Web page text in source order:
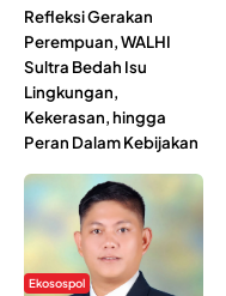
Refleksi Gerakan
Perempuan, WALHI
Sultra Bedah Isu
Lingkungan,
Kekerasan, hingga
Peran Dalam Kebijakan
Ekosospol